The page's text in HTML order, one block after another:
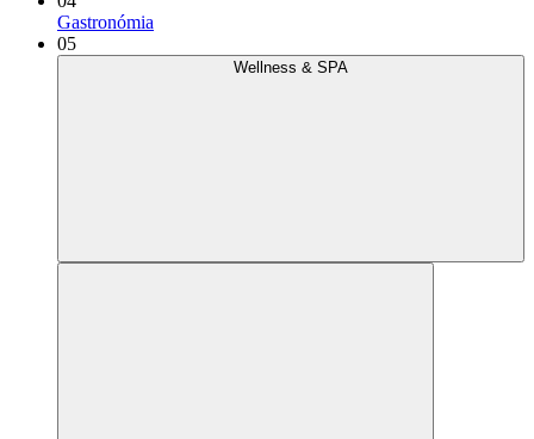
Gastronómia
05
Wellness & SPA